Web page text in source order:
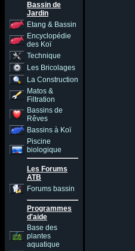
Bassin de
Jardin
Etang & Bassin
Encyclopédie
des Koï
Technique
Les Bricolages
La Construction
Matos &
Filtration
Bassins de
Rêves
Bassins à Koï
Piscine
biologique
Les Forums
ATB
Forums bassin
Programmes
d'aide
Base des
plantes
aquatique